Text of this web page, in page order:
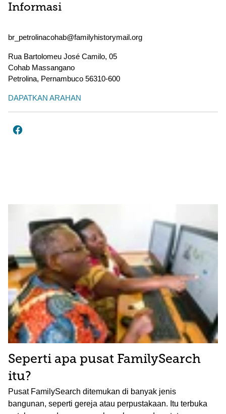
Informasi
br_petrolinacohab@familyhistorymail.org
Rua Bartolomeu José Camilo, 05
Cohab Massangano
Petrolina, Pernambuco 56310-600
DAPATKAN ARAHAN
Seperti apa pusat FamilySearch
itu?
Pusat FamilySearch ditemukan di banyak jenis
bangunan, seperti gereja atau perpustakaan. Itu terbuka